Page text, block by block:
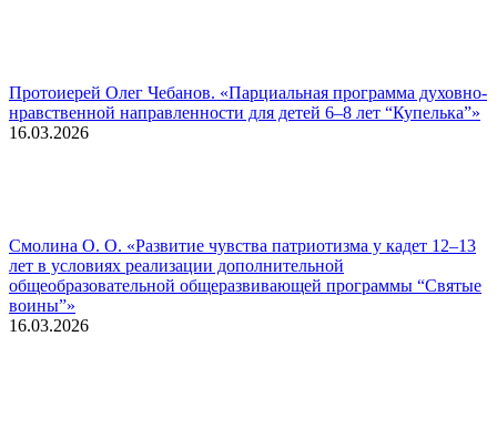
Протоиерей Олег Чебанов. «Парциальная программа духовно-
нравственной направленности для детей 6–8 лет “Купелькаˮ»
16.03.2026
Смолина О. О. «Развитие чувства патриотизма у кадет 12–13
лет в условиях реализации дополнительной
общеобразовательной общеразвивающей программы “Святые
воины”»
16.03.2026